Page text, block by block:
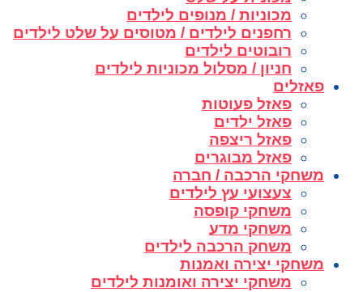
מכוניות / מנופים לילדים
רחפנים לילדים / מטוסים על שלט לילדים
רובוטים לילדים
חניון / מסלול מכוניות לילדים
פאזלים
פאזל פעוטות
פאזל ילדים
פאזל ריצפה
פאזל מבוגרים
משחקי הרכבה / חברה
צעצועי עץ לילדים
משחקי קופסה
משחקי מדע
משחק הרכבה לילדים
משחקי יצירה ואמנות
משחקי יצירה ואומנות לילדים